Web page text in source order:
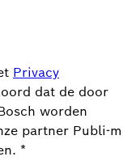
Privacy
dat de door
worden
partner Publi-m
*